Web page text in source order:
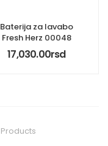
Baterija za lavabo
Fresh Herz 00048
17,030.00rsd
Products